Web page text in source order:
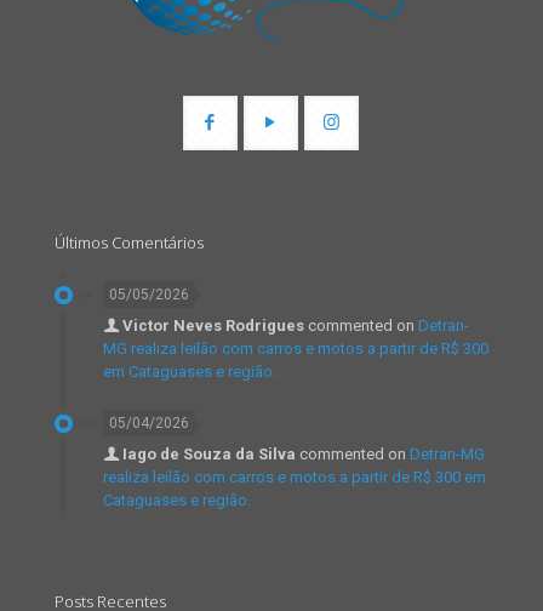
Últimos Comentários
05/05/2026
Victor Neves Rodrigues commented on Detran-
MG realiza leilão com carros e motos a partir de R$ 300
em Cataguases e região.
05/04/2026
Iago de Souza da Silva commented on Detran-MG
realiza leilão com carros e motos a partir de R$ 300 em
Cataguases e região.
Posts Recentes